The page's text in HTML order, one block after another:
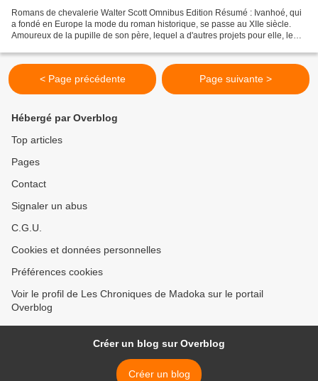
Romans de chevalerie Walter Scott Omnibus Edition Résumé : Ivanhoé, qui
a fondé en Europe la mode du roman historique, se passe au XIIe siècle.
Amoureux de la pupille de son père, lequel a d'autres projets pour elle, le
< Page précédente Page suivante >
Hébergé par Overblog
Top articles
Pages
Contact
Signaler un abus
C.G.U.
Cookies et données personnelles
Préférences cookies
Voir le profil de Les Chroniques de Madoka sur le portail
Overblog
Créer un blog sur Overblog
Créer un blog